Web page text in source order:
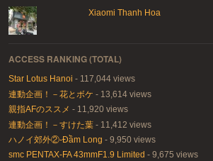
Xiaomi Thanh Hoa
ACCESS RANKING (TOTAL)
Star Lotus Hanoi - 117,044 views
連動企画！－花とボケ - 13,614 views
親指AFのススメ - 11,920 views
連動企画！－すけた葉- 11,412 views
ハノイ郊外②-Đầm Long - 9,950 views
smc PENTAX-FA 43mmF1.9 Limited - 9,675 views